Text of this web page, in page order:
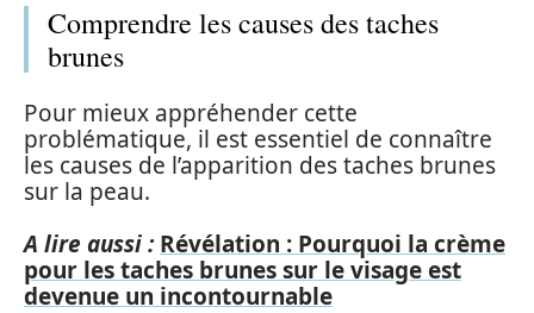
Comprendre les causes des taches
brunes
Pour mieux appréhender cette
problématique, il est essentiel de connaître
les causes de l’apparition des taches brunes
sur la peau.
A lire aussi : Révélation : Pourquoi la crème
pour les taches brunes sur le visage est
devenue un incontournable